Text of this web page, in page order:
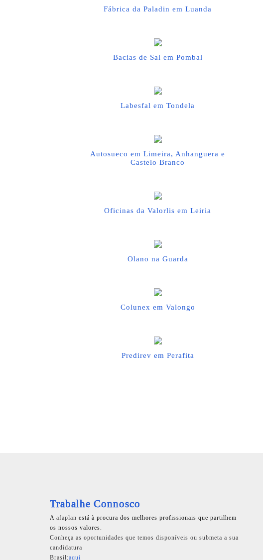
Fábrica da Paladin em Luanda
Bacias de Sal em Pombal
Labesfal em Tondela
Autosueco em Limeira, Anhanguera e
Castelo Branco
Oficinas da Valorlis em Leiria
Olano na Guarda
Colunex em Valongo
Predirev em Perafita
Trabalhe Connosco
A afaplan está à procura dos melhores profissionais que partilhem
os nossos valores.
Conheça as oportunidades que temos disponíveis ou submeta a sua
candidatura
Brasil:aqui